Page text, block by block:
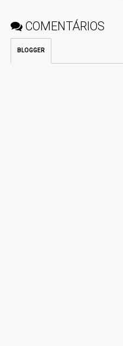
COMENTÁRIOS
BLOGGER